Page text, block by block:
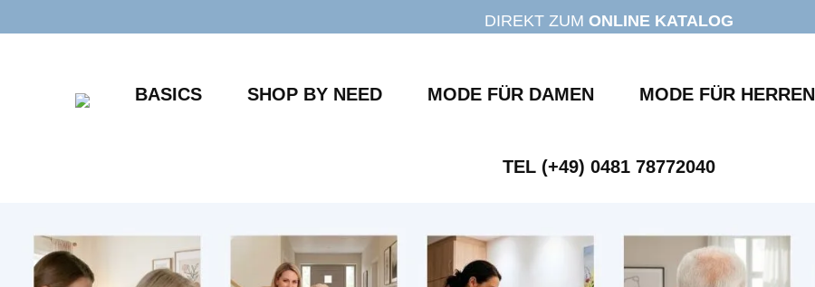
Inhalt
DIREKT ZUM ONLINE KATALOG
BASICS SHOP BY NEED MODE FÜR DAMEN MODE FÜR HERREN
TEL (+49) 0481 78772040